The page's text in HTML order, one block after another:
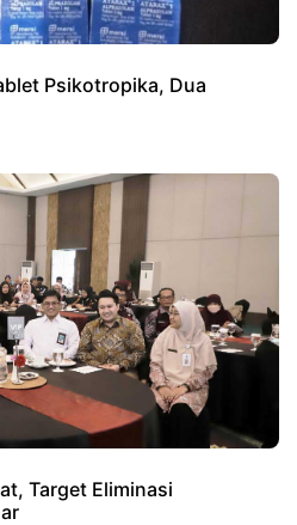
Psikotropika, Dua
Target Eliminasi